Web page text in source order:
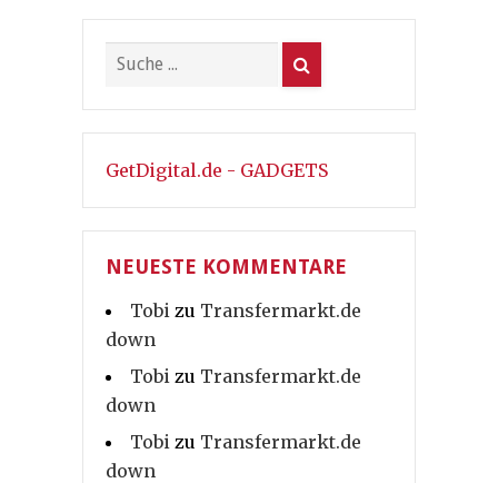
GetDigital.de - GADGETS
NEUESTE KOMMENTARE
Tobi zu Transfermarkt.de
down
Tobi zu Transfermarkt.de
down
Tobi zu Transfermarkt.de
down